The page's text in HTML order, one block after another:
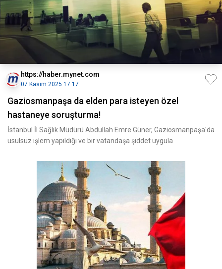
https://haber.mynet.com
07 Kasım 2025 17:17
Gaziosmanpaşa da elden para isteyen özel
hastaneye soruşturma!
İstanbul İl Sağlık Müdürü Abdullah Emre Güner, Gaziosmanpaşa'da
usulsüz işlem yapıldığı ve bir vatandaşa şiddet uygula